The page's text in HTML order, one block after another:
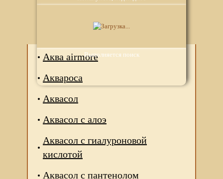
Выполняется поиск
Аналоги
Аква airmore
Аквароса
Аквасол
Аквасол с алоэ
Аквасол с гиалуроновой
кислотой
Аквасол с пантенолом